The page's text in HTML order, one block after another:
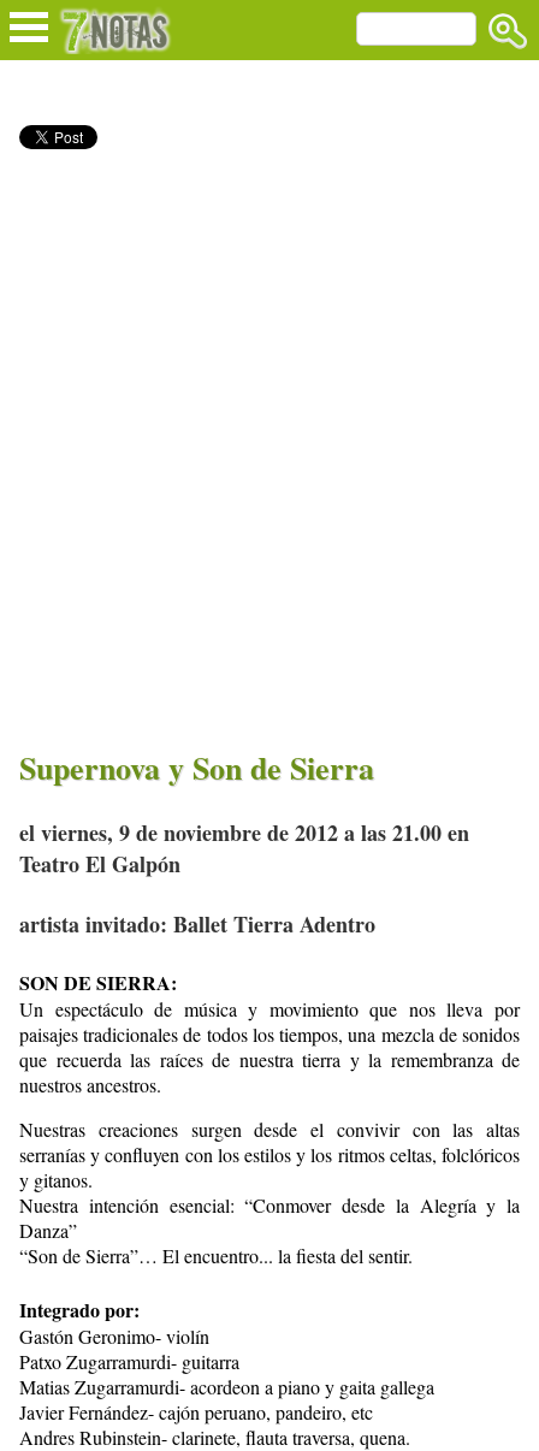
Supernova y Son de Sierra
el viernes, 9 de noviembre de 2012 a las 21.00 en
Teatro El Galpón
artista invitado: Ballet Tierra Adentro
SON DE SIERRA:
Un espectáculo de música y movimiento que nos lleva por
paisajes tradicionales de todos los tiempos, una mezcla de sonidos
que recuerda las raíces de nuestra tierra y la remembranza de
nuestros ancestros.
Nuestras creaciones surgen desde el convivir con las altas
serranías y confluyen con los estilos y los ritmos celtas, folclóricos
y gitanos.
Nuestra intención esencial: “Conmover desde la Alegría y la
Danza”
“Son de Sierra”… El encuentro... la fiesta del sentir.
Integrado por:
Gastón Geronimo- violín
Patxo Zugarramurdi- guitarra
Matias Zugarramurdi- acordeon a piano y gaita gallega
Javier Fernández- cajón peruano, pandeiro, etc
Andres Rubinstein- clarinete, flauta traversa, quena.